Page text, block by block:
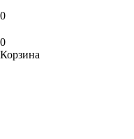
0
0
Корзина